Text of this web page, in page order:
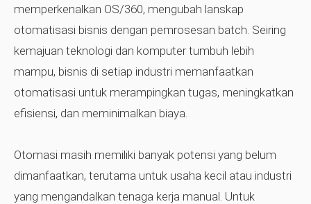
memperkenalkan OS/360, mengubah lanskap
otomatisasi bisnis dengan pemrosesan batch. Seiring
kemajuan teknologi dan komputer tumbuh lebih
mampu, bisnis di setiap industri memanfaatkan
otomatisasi untuk merampingkan tugas, meningkatkan
efisiensi, dan meminimalkan biaya.
Otomasi masih memiliki banyak potensi yang belum
dimanfaatkan, terutama untuk usaha kecil atau industri
yang mengandalkan tenaga kerja manual. Untuk